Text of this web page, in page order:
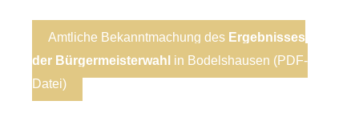
Amtliche Bekanntmachung des Ergebnisses
der Bürgermeisterwahl in Bodelshausen (PDF-
Datei)